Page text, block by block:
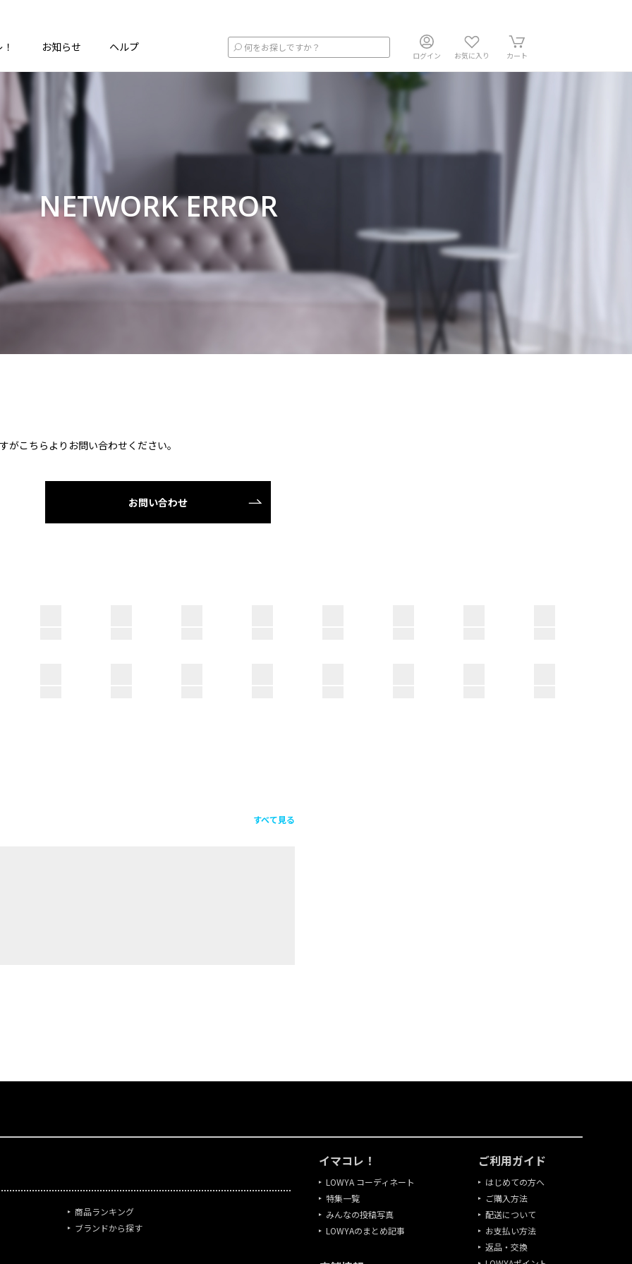
お知らせ ヘルプ
ログイン お気に入り カート
NETWORK ERROR
こちらよりお問い合わせください。
お問い合わせ
すべて見る
商品ランキング
ブランドから探す
イマコレ！
LOWYA コーディネート
特集一覧
みんなの投稿写真
LOWYAのまとめ記事
ご利用ガイド
はじめての方へ
ご購入方法
配送について
お支払い方法
返品・交換